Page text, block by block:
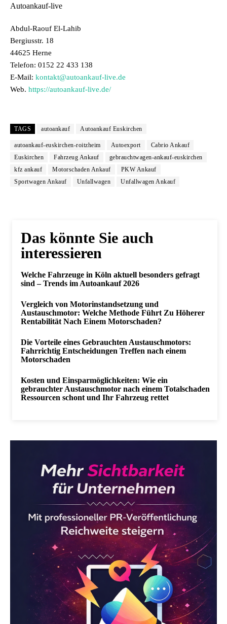
Autoankauf-live
Abdul-Raouf El-Lahib
Bergiusstr. 18
44625 Herne
Telefon: 0152 22 433 138
E-Mail: kontakt@autoankauf-live.de
Web. https://autoankauf-live.de/
TAGS autoankauf Autoankauf Euskirchen
autoankauf-euskirchen-roitzheim Autoexport
Cabrio Ankauf
Euskirchen
Fahrzeug Ankauf
gebrauchtwagen-ankauf-euskirchen
kfz ankauf
Motorschaden Ankauf
PKW Ankauf
Sportwagen Ankauf
Unfallwagen Unfallwagen Ankauf
Das könnte Sie auch
interessieren
Welche Fahrzeuge in Köln aktuell besonders gefragt
sind – Trends im Autoankauf 2026
Vergleich von Motorinstandsetzung und
Austauschmotor: Welche Methode Führt Zu Höherer
Rentabilität Nach Einem Motorschaden?
Die Vorteile eines Gebrauchten Austauschmotors:
Fahrrichtig Entscheidungen Treffen nach einem
Motorschaden
Kosten und Einsparmöglichkeiten: Wie ein
gebrauchter Austauschmotor nach einem Totalschaden
Ressourcen schont und Ihr Fahrzeug rettet